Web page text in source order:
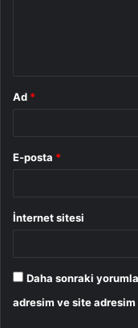
Ad *
E-posta *
İnternet sitesi
Daha sonraki
adresim ve site